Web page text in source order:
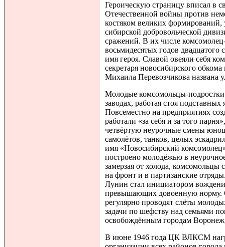
Героическую страницу вписал в
Отечественной войны против
костяком великих
сибирской добровольческой
сражений. В их числе
восьмидесятых годов двадцатого
имя героя. Славой овеяли себя
секретаря новосибирского
Михаила Перевозчикова названа
Молодые комсомольцы-подростки
заводах, работая стоя
Повсеместно на предприятиях
работали «за себя и за того
четвёртую неурочные смены
самолётов, танков, целых
имя «Новосибирский
построено молодёжью в
замерзая от холода,
на фронт и в партизанские
Лунин стал инициатором
превышающих довоенную норму.
регулярно проводят слёты
задачи по шефству над семьями
освобождённым городам
В июне 1946 года ЦК ВЛКСМ